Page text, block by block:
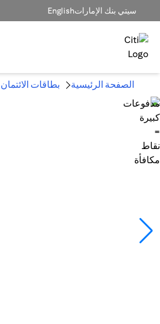
سيتي بنك الإماراتEnglish
الصفحة الرئيسية بطاقات الائتمان